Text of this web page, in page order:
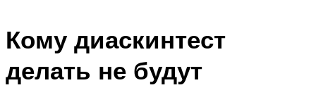
Кому диаскинтест
делать не будут